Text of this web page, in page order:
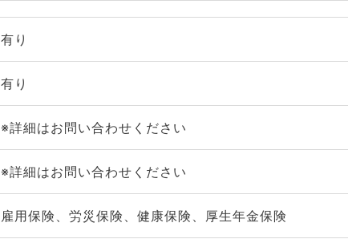
有り
有り
※詳細はお問い合わせください
※詳細はお問い合わせください
雇用保険、労災保険、健康保険、厚生年金保険